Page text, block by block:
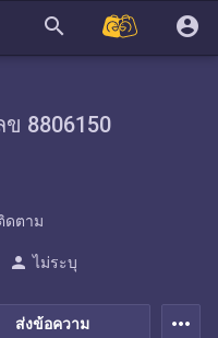
search account_circle
8806150
ดตาม
ส่งข้อความ
person ไม่ระบุ
more_horiz